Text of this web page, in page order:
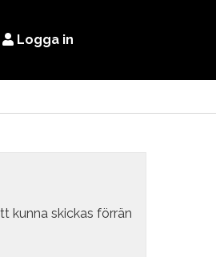
Logga in
kunna skickas förrän